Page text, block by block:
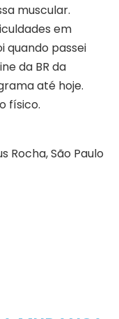
muscular.
em
quando passei
da BR da
até hoje.
físico.
Rocha, São Paulo